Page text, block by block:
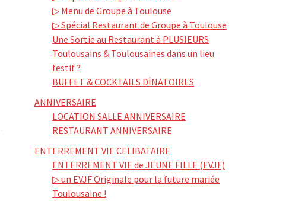
▷ Menu de Groupe à Toulouse
▷ Spécial Restaurant de Groupe à Toulouse
Une Sortie au Restaurant à PLUSIEURS
Toulousains & Toulousaines dans un lieu
festif ?
BUFFET & COCKTAILS DÎNATOIRES
ANNIVERSAIRE
LOCATION SALLE ANNIVERSAIRE
RESTAURANT ANNIVERSAIRE
ENTERREMENT VIE CELIBATAIRE
ENTERREMENT VIE de JEUNE FILLE (EVJF)
▷ un EVJF Originale pour la future mariée
Toulousaine !